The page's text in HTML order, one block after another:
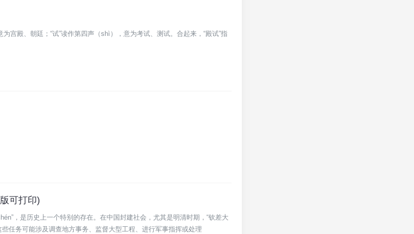
宫殿、朝廷；“试”读作第四声（shì），意为考试、测试。合起来，“殿试”指
可打印)
，是历史上一个特别的存在。在中国封建社会，尤其是明清时期，“钦差大
任务可能涉及调查地方事务、监督大型工程、进行军事指挥或处理